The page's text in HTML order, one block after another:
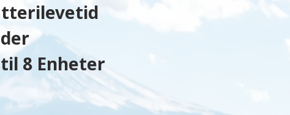
8 Enheter